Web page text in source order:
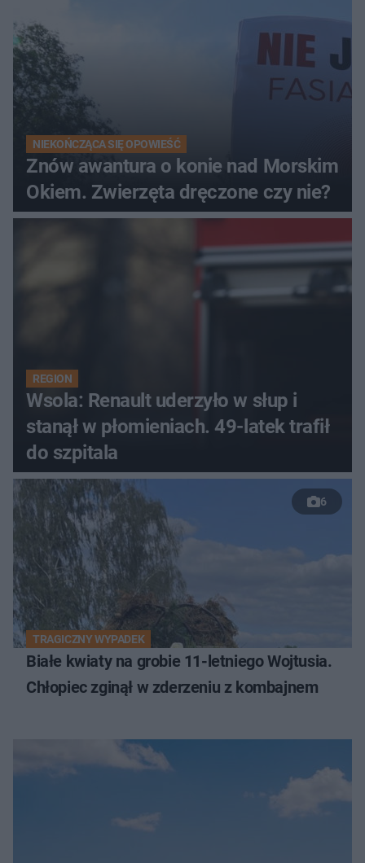
NIEKOŃCZĄCA SIĘ OPOWIEŚĆ
Znów awantura o konie nad Morskim
Okiem. Zwierzęta dręczone czy nie?
REGION
Wsola: Renault uderzyło w słup i
stanął w płomieniach. 49-latek trafił
do szpitala
6
TRAGICZNY WYPADEK
Białe kwiaty na grobie 11-letniego Wojtusia.
Chłopiec zginął w zderzeniu z kombajnem